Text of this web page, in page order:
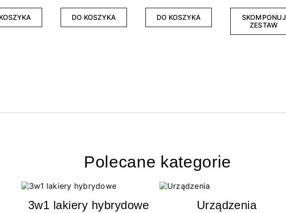
DO KOSZYKA DO KOSZYKA
SKOMPONUJ
ZESTAW
Polecane kategorie
3w1 lakiery hybrydowe Urządzenia